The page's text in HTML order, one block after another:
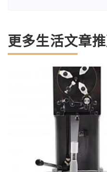
更多生活文章